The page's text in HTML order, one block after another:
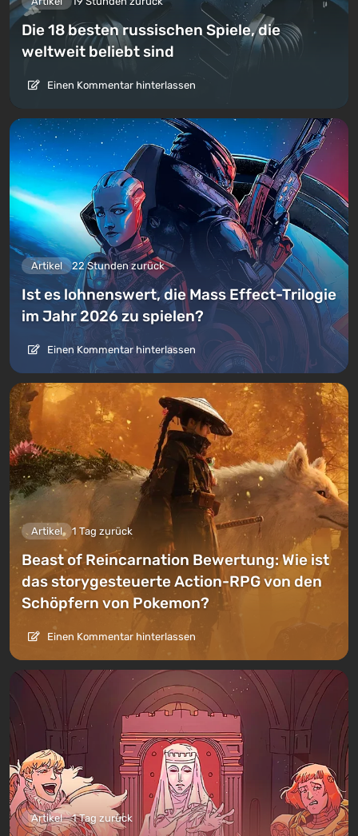
Die 18 besten russischen Spiele, die
weltweit beliebt sind
Einen Kommentar hinterlassen
Artikel 22 Stunden zurück
Ist es lohnenswert, die Mass Effect-Trilogie
im Jahr 2026 zu spielen?
Einen Kommentar hinterlassen
Artikel 1 Tag zurück
Beast of Reincarnation Bewertung: Wie ist
das storygesteuerte Action-RPG von den
Schöpfern von Pokemon?
Einen Kommentar hinterlassen
Artikel 1 Tag zurück